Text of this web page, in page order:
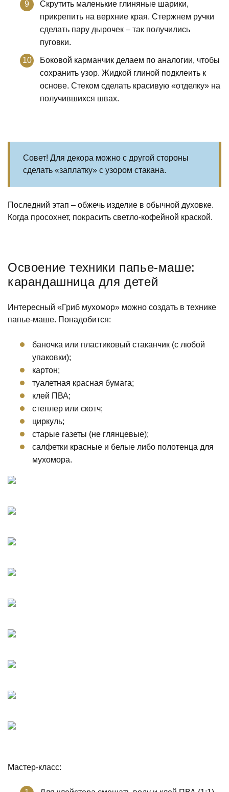
Скрутить маленькие глиняные шарики,
прикрепить на верхние края. Стержнем ручки
сделать пару дырочек – так получились
пуговки.
Боковой карманчик делаем по аналогии, чтобы
сохранить узор. Жидкой глиной подклеить к
основе. Стеком сделать красивую «отделку» на
получившихся швах.
Совет! Для декора можно с другой стороны
сделать «заплатку» с узором стакана.
Последний этап – обжечь изделие в обычной духовке.
Когда просохнет, покрасить светло-кофейной краской.
Освоение техники папье-маше:
карандашница для детей
Интересный «Гриб мухомор» можно создать в технике
папье-маше. Понадобится:
баночка или пластиковый стаканчик (с любой
упаковки);
картон;
туалетная красная бумага;
клей ПВА;
степлер или скотч;
циркуль;
старые газеты (не глянцевые);
салфетки красные и белые либо полотенца для
мухомора.
Мастер-класс: